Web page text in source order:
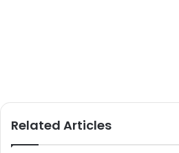
Related Articles